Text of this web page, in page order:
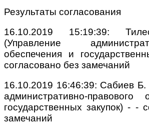
Результаты согласования
16.10.2019 15:19:39:
(Управление
обеспечения и
cогласовано без замечаний
16.10.2019 16:46:39: Сабиев
административно-правового
государственных закупок) - -
замечаний